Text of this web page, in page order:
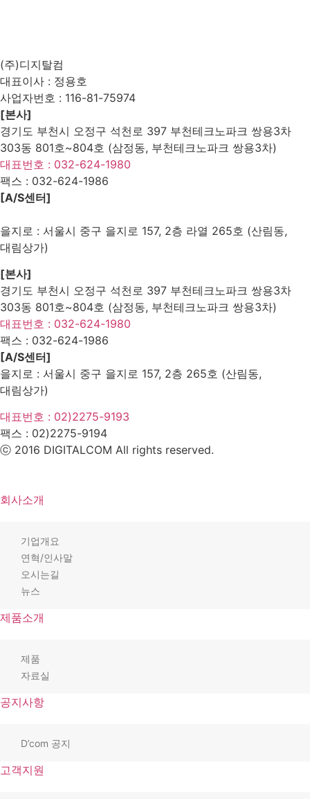
(주)디지탈컴
대표이사 : 정용호
사업자번호 : 116-81-75974
[본사]
경기도 부천시 오정구 석천로 397 부천테크노파크 쌍용3차
303동 801호~804호 (삼정동, 부천테크노파크 쌍용3차)
대표번호 : 032-624-1980
팩스 : 032-624-1986
[A/S센터]
을지로 : 서울시 중구 을지로 157, 2층 라열 265호 (산림동,
대림상가)
[본사]
경기도 부천시 오정구 석천로 397 부천테크노파크 쌍용3차
303동 801호~804호 (삼정동, 부천테크노파크 쌍용3차)
대표번호 : 032-624-1980
팩스 : 032-624-1986
[A/S센터]
을지로 : 서울시 중구 을지로 157, 2층 265호 (산림동,
대림상가)
대표번호 : 02)2275-9193
팩스 : 02)2275-9194​
ⓒ 2016 DIGITALCOM All rights reserved.
회사소개
기업개요
연혁/인사말
오시는길
뉴스
제품소개
제품
자료실
공지사항
D’com 공지
고객지원